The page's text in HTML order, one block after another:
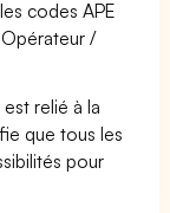
codes APE
/
relié à la
que tous les
pour